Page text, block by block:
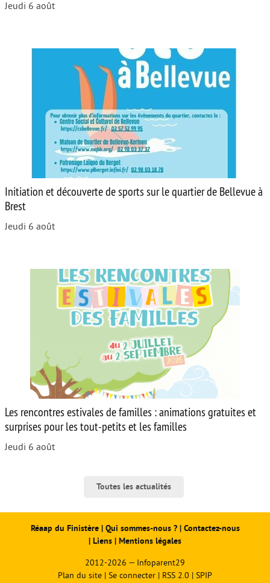
Jeudi 6 août
Initiation et découverte de sports sur le quartier de Bellevue à
Brest
Jeudi 6 août
Les rencontres estivales de familles : animations gratuites et
surprises pour les tout-petits et les familles
Jeudi 6 août
Toutes les actualités
Réaap du Finistère| Qui sommes-nous ? | Contactez-nous
| Liens | Mentions légales
2012-2026 — Infoparent29
Plan du site | Se connecter | RSS 2.0 | SPIP